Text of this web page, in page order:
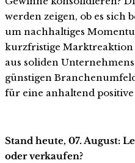
werden zeigen, ob es sich
um nachhaltiges
kurzfristige Marktreaktion
aus soliden
günstigen
für eine anhaltend
Stand heute, 07. August:
oder verkaufen?